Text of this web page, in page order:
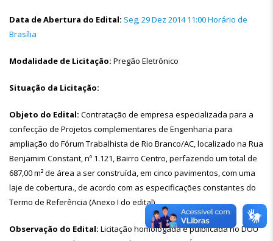
Data de Abertura do Edital: Seg, 29 Dez 2014 11:00 Horário de
Brasília
Modalidade de Licitação: Pregão Eletrônico
Situação da Licitação:
Objeto do Edital: Contratação de empresa especializada para a
confecção de Projetos complementares de Engenharia para
ampliação do Fórum Trabalhista de Rio Branco/AC, localizado na Rua
Benjamim Constant, nº 1.121, Bairro Centro, perfazendo um total de
687,00 m² de área a ser construída, em cinco pavimentos, com uma
laje de cobertura., de acordo com as especificações constantes do
Termo de Referência (Anexo I do edital).
Observação do Edital: Licitação homologada e puiblicada no DOU